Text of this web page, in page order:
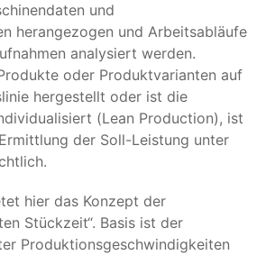
und
herangezogen und Arbeitsabläufe
analysiert werden.
oder Produktvarianten auf
hergestellt oder ist die
(Lean Production), ist
der Soll-Leistung unter
hier das Konzept der
Stückzeit“. Basis ist der
Produktionsgeschwindigkeiten